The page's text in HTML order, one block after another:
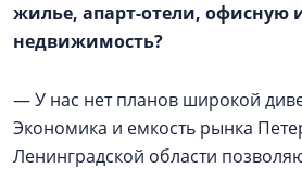
жилье, апарт-отели, офисную
недвижимость?
— У нас нет планов широкой
Экономика и емкость рынка
Ленинградской области